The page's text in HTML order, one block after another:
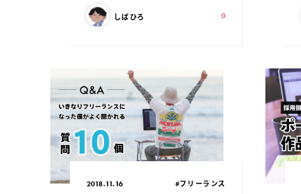
この記事を書いた人：
しばひろ スキ：
0Shares
公開日：
2018.11.16 カテゴリ：
#フリーランス